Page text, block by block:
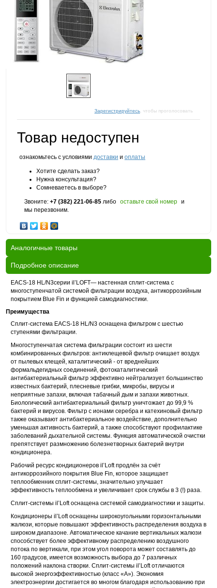
Зарегистрируйтесь , чтобы проголосовать
Товар недоступен
ознакомьтесь с условиями доставки и оплаты
Хотите сделать заказ?
Нужна консультация?
Сомневаетесь в выборе?
Звоните: +7 (382) 221-06-85 либо оставьте свой номер и
мы перезвоним.
Аналогичные товары
Подробное описание
EACS-18 HL/N3серии il’LOFT— настенная сплит-система c
многоступенчатой системой фильтрации воздуха, антикоррозийным
покрытием Blue Fin и функцией самодиагностики.
Преимущества
Сплит-система EACS-18 HL/N3 оснащена фильтром с шестью
ступенями фильтрации.
Многоступенчатая система фильтрации состоит из шести
комбинированных фильтров: антиклещевой фильтр очищает воздух
от пылевых клещей, каталитический - от вреднейших
формальдегидных соединений, фотокаталитический
антибактериальный фильтр эффективно нейтрализует большинство
известных бактерий, плесневые грибки, микробы, вирусы и
неприятные запахи, включая табачный дым и запахи животных.
Биологический антибактериальный фильтр уничтожает до 99,9 %
бактерий и вирусов. Фильтр с ионами серебра и катехиновый фильтр
также оказывают антибактериальное воздействие, дополнительно
уменьшая активность бактерий, а также способствуют профилактике
заболеваний дыхательной системы. Функция автоматической очистки
препятствует размножению болезнетворных бактерий внутри
кондиционера.
Рабочий ресурс кондиционеров il’Loft продлён за счёт
антикоррозийного покрытия Blue Fin, которое защищает
теплообменник сплит-системы, значительно улучшает
эффективность теплообмена и увеличивает срок службы в 3 (!) раза.
Сплит-системы il’Loft оснащена системой самодиагностики и защиты.
Кондиционеры il’Loft оснащены широкоугольными горизонтальными
жалюзи, которые повышают эффективность распределения воздуха в
широком диапазоне. Автоматическое качание вертикальных жалюзи
способствует более эффективному распределению воздушного
потока по вертикали, при этом угол поворота может составлять до
160 градусов, имеется возможность выбора до 7 различных
положений наклона створки. Сплит-системы il’Loft отличаются
высокой энергоэффективностью (класс «А»). Экономия
электроэнергии достигается во многом благодаря использованию при